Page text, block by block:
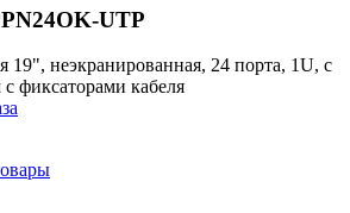
UTP
19", неэкранированная, 24 порта, 1U, с
фиксаторами кабеля